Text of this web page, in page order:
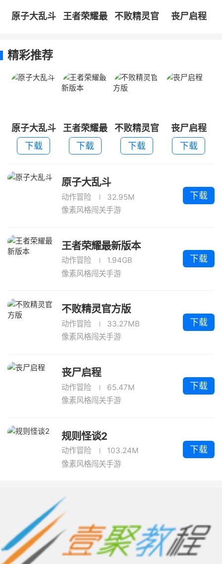
原子大乱斗
王者荣耀最
不败精灵官
丧尸启程
精彩推荐
原子大乱斗
下载
王者荣耀最
新版本
下载
不败精灵官
方版
下载
丧尸启程
下载
原子大乱斗
动作冒险
32.95M
像素风格闯关手游
下载
王者荣耀最新版本
动作冒险
1.94GB
像素风格闯关手游
下载
不败精灵官方版
动作冒险
33.27MB
像素风格闯关手游
下载
丧尸启程
动作冒险
65.47M
像素风格闯关手游
下载
规则怪谈2
动作冒险
103.24M
像素风格闯关手游
下载